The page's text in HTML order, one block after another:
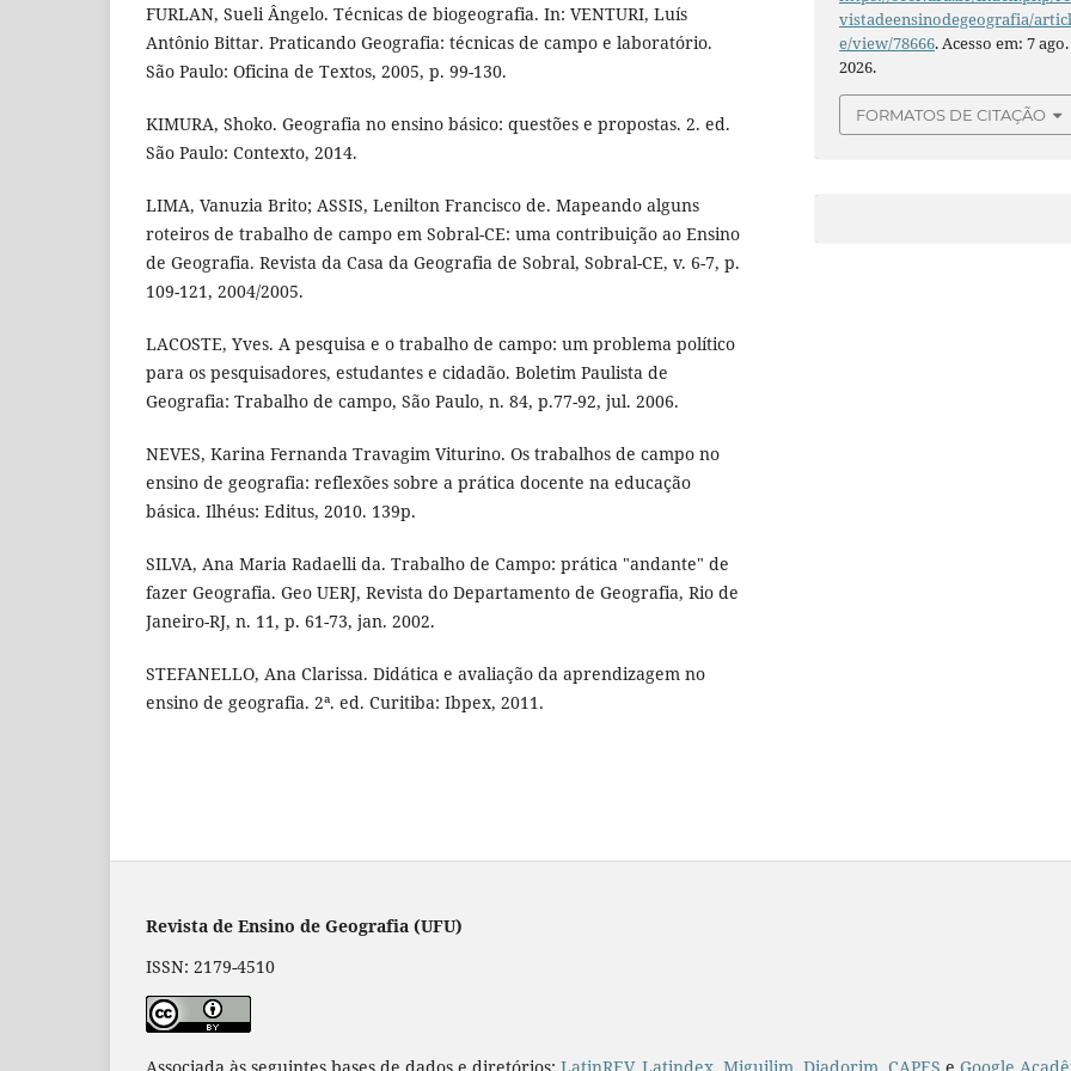
FURLAN, Sueli Ângelo. Técnicas de biogeografia. In: VENTURI, Luís
Antônio Bittar. Praticando Geografia: técnicas de campo e laboratório.
São Paulo: Oficina de Textos, 2005, p. 99-130.
KIMURA, Shoko. Geografia no ensino básico: questões e propostas. 2. ed.
São Paulo: Contexto, 2014.
LIMA, Vanuzia Brito; ASSIS, Lenilton Francisco de. Mapeando alguns
roteiros de trabalho de campo em Sobral-CE: uma contribuição ao Ensino
de Geografia. Revista da Casa da Geografia de Sobral, Sobral-CE, v. 6-7, p.
109-121, 2004/2005.
LACOSTE, Yves. A pesquisa e o trabalho de campo: um problema político
para os pesquisadores, estudantes e cidadão. Boletim Paulista de
Geografia: Trabalho de campo, São Paulo, n. 84, p.77-92, jul. 2006.
NEVES, Karina Fernanda Travagim Viturino. Os trabalhos de campo no
ensino de geografia: reflexões sobre a prática docente na educação
básica. Ilhéus: Editus, 2010. 139p.
SILVA, Ana Maria Radaelli da. Trabalho de Campo: prática "andante" de
fazer Geografia. Geo UERJ, Revista do Departamento de Geografia, Rio de
Janeiro-RJ, n. 11, p. 61-73, jan. 2002.
STEFANELLO, Ana Clarissa. Didática e avaliação da aprendizagem no
ensino de geografia. 2ª. ed. Curitiba: Ibpex, 2011.
vistadeensinodegeografia/
e/view/78666. Acesso em: 7 ago.
2026.
FORMATOS DE CITAÇÃO
Revista de Ensino de Geografia (UFU)
ISSN: 2179-4510